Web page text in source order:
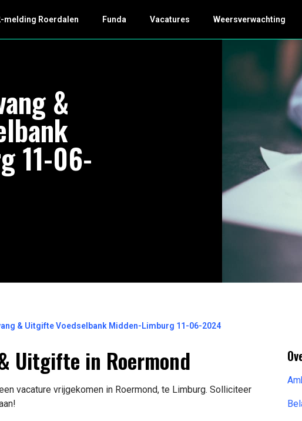
melding Roerdalen Funda Vacatures Weersverwachting
&
11-06-
& Uitgifte Voedselbank Midden-Limburg 11-06-2024
Uitgifte in Roermond
vacature vrijgekomen in Roermond, te Limburg. Solliciteer